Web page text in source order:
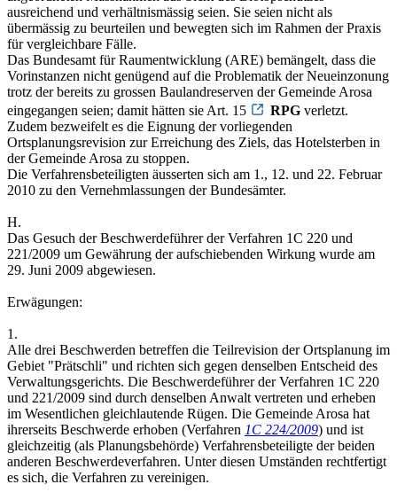
ausreichend und verhältnismässig seien. Sie seien nicht als
übermässig zu beurteilen und bewegten sich im Rahmen der Praxis
für vergleichbare Fälle.
Das Bundesamt für Raumentwicklung (ARE) bemängelt, dass die
Vorinstanzen nicht genügend auf die Problematik der Neueinzonung
trotz der bereits zu grossen Baulandreserven der Gemeinde Arosa
eingegangen seien; damit hätten sie Art. 15
RPG verletzt.
Zudem bezweifelt es die Eignung der vorliegenden
Ortsplanungsrevision zur Erreichung des Ziels, das Hotelsterben in
der Gemeinde Arosa zu stoppen.
Die Verfahrensbeteiligten äusserten sich am 1., 12. und 22. Februar
2010 zu den Vernehmlassungen der Bundesämter.
H.
Das Gesuch der Beschwerdeführer der Verfahren 1C 220 und
221/2009 um Gewährung der aufschiebenden Wirkung wurde am
29. Juni 2009 abgewiesen.
Erwägungen:
1.
Alle drei Beschwerden betreffen die Teilrevision der Ortsplanung im
Gebiet "Prätschli" und richten sich gegen denselben Entscheid des
Verwaltungsgerichts. Die Beschwerdeführer der Verfahren 1C 220
und 221/2009 sind durch denselben Anwalt vertreten und erheben
im Wesentlichen gleichlautende Rügen. Die Gemeinde Arosa hat
ihrerseits Beschwerde erhoben (Verfahren 1C 224/2009) und ist
gleichzeitig (als Planungsbehörde) Verfahrensbeteiligte der beiden
anderen Beschwerdeverfahren. Unter diesen Umständen rechtfertigt
es sich, die Verfahren zu vereinigen.